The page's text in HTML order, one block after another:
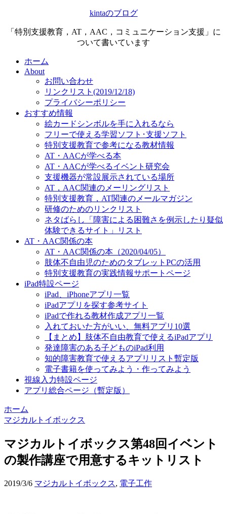
kintaのブログ
「特別支援教育，AT，AAC，コミュニケーション支援」に
ついて書いています
ホーム
About
お問い合わせ
リンクリスト(2019/12/18)
プライバシーポリシー
おすすめ情報
絵カードシンボルを手に入れるなら
フリーで使える学習ソフト･支援ソフト
特別支援教育で参考になる教材情報
AT・AACが学べる本
AT・AACが学べるイベント研究会
支援機器が常設展示されている場所
AT，AAC関連のメーリングリスト
特別支援教育，AT関連のメールマガジン
研修のためのリンクリスト
ネタばらし「障害による困難さを例示したり疑似
体験できるサイト」リスト
AT・AAC関係の本
AT・AAC関係の本（2020/04/05）
肢体不自由児のためのタブレットPCの活用
特別支援教育の実践情報サポートページ
iPad特設ページ
iPad、iPhoneアプリ一覧
iPadアプリを探す参考サイト
iPadで作れる教材作成アプリ一覧
入れておいた方がいい、無料アプリ10選
【まとめ】肢体不自由教育で使えるiPadアプリ
発達障害のある子どものiPad利用
知的障害教育で使えるアプリリスト暫定版
電子書籍を使ってみよう・作ってみよう
視線入力特設ページ
アプリ総合ページ（暫定版）
ホーム
マジカルトイボックス
マジカルトイボックス第48回イベント
の製作講座で用意するキットリスト
2019/3/6 マジカルトイボックス, 電子工作